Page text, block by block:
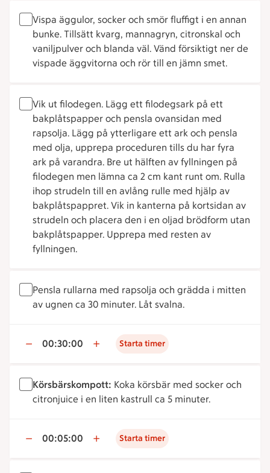
Vispa äggulor, socker och smör fluffigt i en annan
bunke. Tillsätt kvarg, mannagryn, citronskal och
vaniljpulver och blanda väl. Vänd försiktigt ner de
vispade äggvitorna och rör till en jämn smet.
Vik ut filodegen. Lägg ett filodegsark på ett
bakplåtspapper och pensla ovansidan med
rapsolja. Lägg på ytterligare ett ark och pensla
med olja, upprepa proceduren tills du har fyra
ark på varandra. Bre ut hälften av fyllningen på
filodegen men lämna ca 2 cm kant runt om. Rulla
ihop strudeln till en avlång rulle med hjälp av
bakplåtspappret. Vik in kanterna på kortsidan av
strudeln och placera den i en oljad brödform utan
bakplåtspapper. Upprepa med resten av
fyllningen.
Pensla rullarna med rapsolja och grädda i mitten
av ugnen ca 30 minuter. Låt svalna.
00:30:00 Starta timer
Körsbärskompott: Koka körsbär med socker och
citronjuice i en liten kastrull ca 5 minuter.
00:05:00 Starta timer